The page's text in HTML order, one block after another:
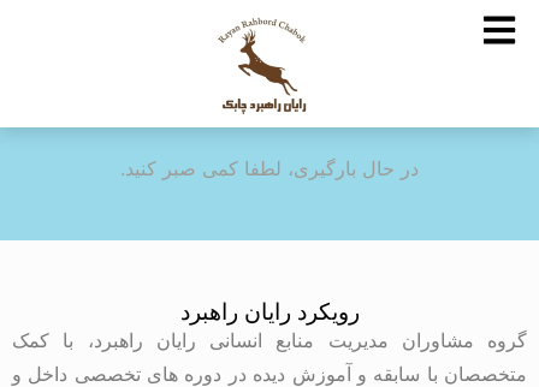
در حال بارگیری، لطفا کمی صبر کنید.
رویکرد رایان راهبرد
گروه مشاوران مدیریت منابع انسانی رایان راهبرد، با کمک
متخصصان با سابقه و آموزش دیده در دوره های تخصصی داخل و